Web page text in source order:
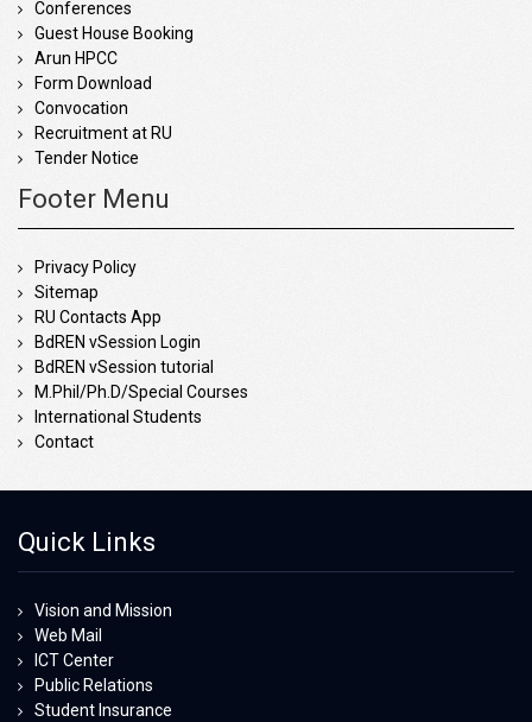
Conferences
Guest House Booking
Arun HPCC
Form Download
Convocation
Recruitment at RU
Tender Notice
Footer Menu
Privacy Policy
Sitemap
RU Contacts App
BdREN vSession Login
BdREN vSession tutorial
M.Phil/Ph.D/Special Courses
International Students
Contact
Quick Links
Vision and Mission
Web Mail
ICT Center
Public Relations
Student Insurance